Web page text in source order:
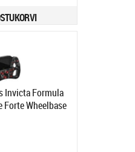
Invicta Formula
Forte Wheelbase
6-9 tp